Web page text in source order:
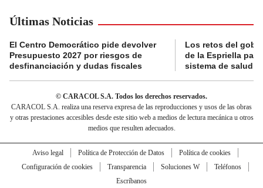
Últimas Noticias
El Centro Democrático pide devolver
Presupuesto 2027 por riesgos de
desfinanciación y dudas fiscales
Los retos del
de la Espriella
sistema de salud
© CARACOL S.A. Todos los derechos reservados.
CARACOL S.A. realiza una reserva expresa de las reproducciones y usos de las obras
y otras prestaciones accesibles desde este sitio web a medios de lectura mecánica u otros
medios que resulten adecuados.
Aviso legal Política de Protección de Datos
Política de cookies
Configuración de cookies
Transparencia Soluciones W
Teléfonos
Escríbanos